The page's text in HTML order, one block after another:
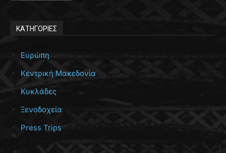
ΚΑΤΗΓΟΡΙΕΣ
Ευρώπη
Κεντρική Μακεδονία
Κυκλάδες
Ξενοδοχεία
Press Trips